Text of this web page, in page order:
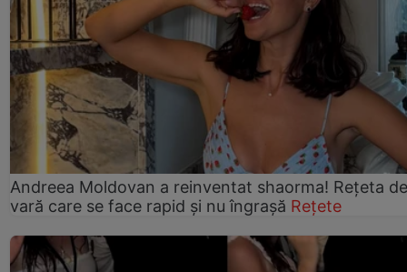
Andreea Moldovan a reinventat shaorma! Rețeta de
vară care se face rapid și nu îngrașă Rețete